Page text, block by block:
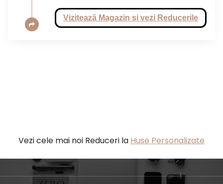
Vizitează Magazin si vezi Reducerile
Vezi cele mai noi Reduceri la Huse Personalizate